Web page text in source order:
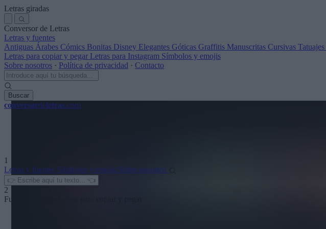
Letras giradas
Conversor de Letras
Letras y fuentes
Antiguas Árabes Cómics Bonitas Disney Elegantes Góticas Graffitis Manuscritas Cursivas Tatuajes
Letras para copiar y pegar Letras para Instagram Símbolos y emojis
Sobre nosotros · Política de privacidad · Contacto
Buscar
conversordeletras.com
1
Letras y fuentes Símbolos y emojis Sobre nosotros
2
Fuentes gráficas